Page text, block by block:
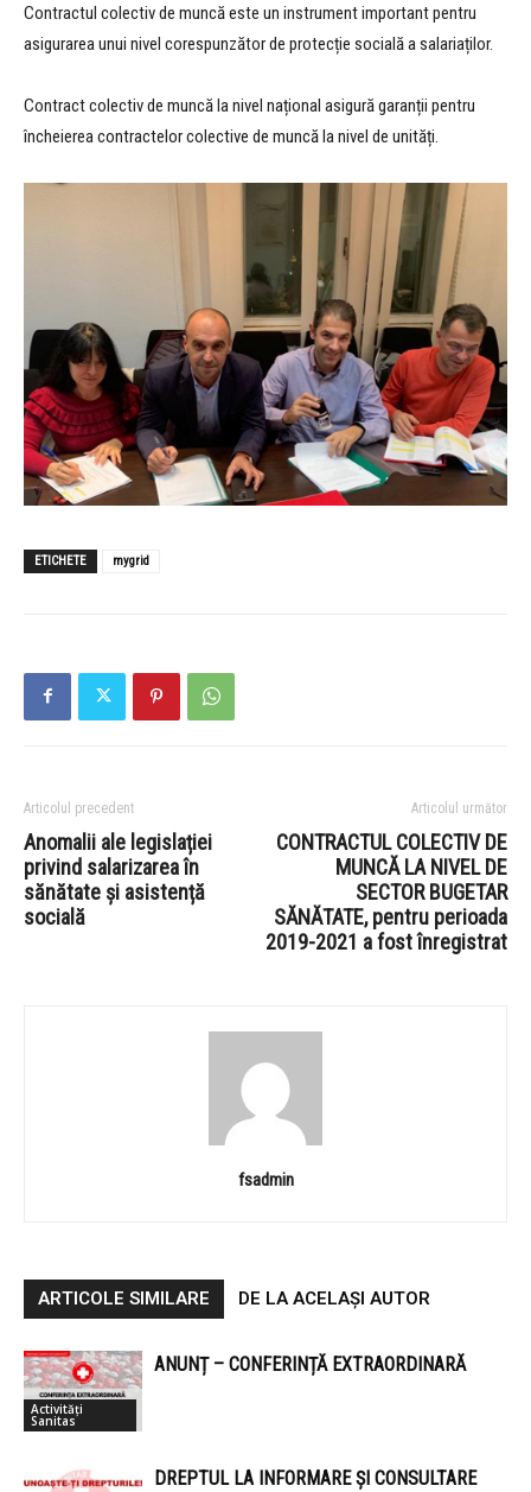
Contractul colectiv de muncă este un instrument important pentru
asigurarea unui nivel corespunzător de protecție socială a salariaților.
Contract colectiv de muncă la nivel național asigură garanții pentru
încheierea contractelor colective de muncă la nivel de unități.
ETICHETE mygrid
Articolul precedent
Anomalii ale legislației
privind salarizarea în
sănătate și asistență
socială
Articolul următor
CONTRACTUL COLECTIV DE
MUNCĂ LA NIVEL DE
SECTOR BUGETAR
SĂNĂTATE, pentru perioada
2019-2021 a fost înregistrat
fsadmin
ARTICOLE SIMILARE DE LA ACELAȘI AUTOR
Activități
Sanitas
ANUNȚ – CONFERINȚĂ EXTRAORDINARĂ
DREPTUL LA INFORMARE ȘI CONSULTARE